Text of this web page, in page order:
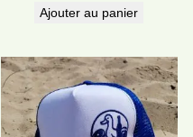
Ajouter au panier